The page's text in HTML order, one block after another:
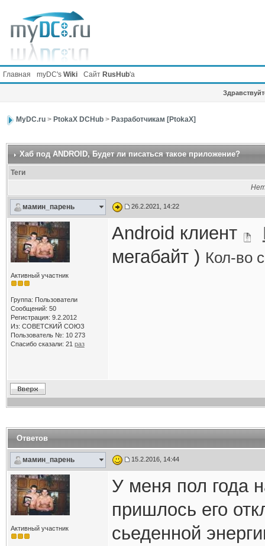
Главная myDC's Wiki Сайт RusHub'а
MyDC.ru> PtokaX DCHub> Разработчикам [PtokaX]
Хаб под ANDROID, Будет ли писаться такое приложение?
Теги
мамин_парень 26.2.2021, 14:22
Активный участник
Группа: Пользователи
Сообщений: 50
Регистрация: 9.2.2012
Из: СОВЕТСКИЙ СОЮЗ
Пользователь №: 10 273
Спасибо сказали: 21 раз
Android клиент
мегабайт ) Кол-во
Ответов
мамин_парень 15.2.2016, 14:44
Активный участник
У меня пол года
пришлось его
сьеденной